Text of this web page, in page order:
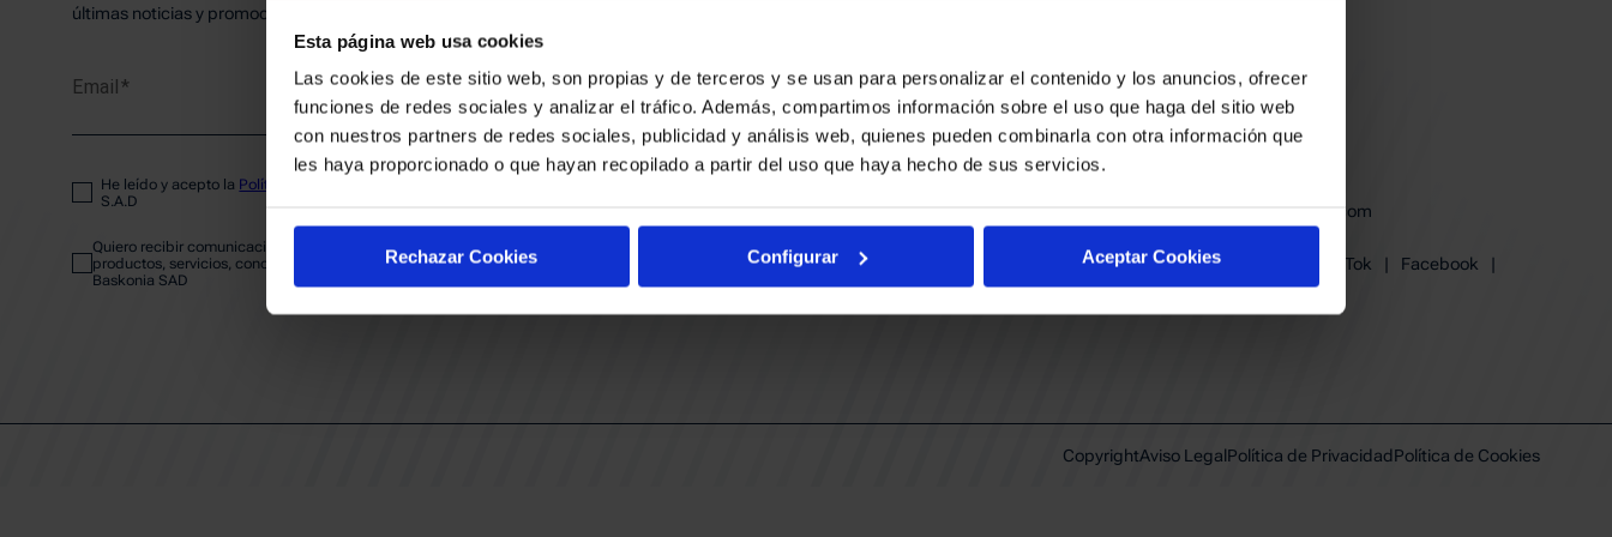
Esta página web usa cookies
Las cookies de este sitio web, son propias y de terceros y se usan para personalizar el contenido y los anuncios, ofrecer
funciones de redes sociales y analizar el tráfico. Además, compartimos información sobre el uso que haga del sitio web
con nuestros partners de redes sociales, publicidad y análisis web, quienes pueden combinarla con otra información que
les haya proporcionado o que hayan recopilado a partir del uso que haya hecho de sus servicios.
Rechazar Cookies Configurar Aceptar Cookies
PLANTILLA
ENTRADAS
ABONADOS
CALENDARIO
CLUB
últimas noticias y promociones del club.
Email
He leído y acepto la Política de privacidad
S.A.D
Quiero recibir comunicaciones electrónicas sobre las actividades,
productos, servicios, concursos, ofertas y/o promociones del SASKI
Baskonia SAD
BAKH
FUNDACIÓN BASKONIA-ALAVÉS
01013 Vitoria-Gasteiz
baskonia@baskonia.com
Instagram
TikTok | Facebook
|
Youtube
| Linkedin
CopyrightAviso LegalPolítica de PrivacidadPolítica de Cookies